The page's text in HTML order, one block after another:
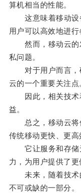
算机相当的性能。
这意味着移动设
用户可以高效地进
然而，移动云的
私问题。
对于用户而言，
云的一个重要关注点
因此，相关技术
益。
总之，移动云将
传统移动更快、更高
它让服务和存储
力，为用户提供了更
未来，随着技术
不可或缺的一部分。